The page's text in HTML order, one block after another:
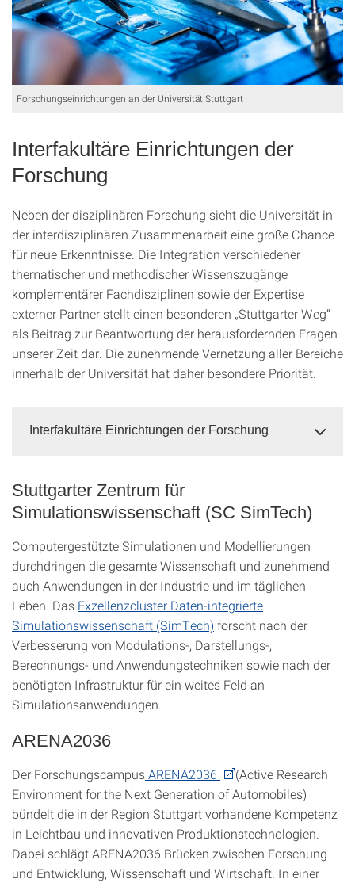
Forschungseinrichtungen an der Universität Stuttgart
Interfakultäre Einrichtungen der
Forschung
Neben der disziplinären Forschung sieht die Universität in
der interdisziplinären Zusammenarbeit eine große Chance
für neue Erkenntnisse. Die Integration verschiedener
thematischer und methodischer Wissenszugänge
komplementärer Fachdisziplinen sowie der Expertise
externer Partner stellt einen besonderen „Stuttgarter Weg“
als Beitrag zur Beantwortung der herausfordernden Fragen
unserer Zeit dar. Die zunehmende Vernetzung aller Bereiche
innerhalb der Universität hat daher besondere Priorität.
Interfakultäre Einrichtungen der Forschung
Stuttgarter Zentrum für
Simulationswissenschaft (SC SimTech)
Computergestützte Simulationen und Modellierungen
durchdringen die gesamte Wissenschaft und zunehmend
auch Anwendungen in der Industrie und im täglichen
Leben. Das Exzellenzcluster Daten-integrierte
Simulationswissenschaft (SimTech) forscht nach der
Verbesserung von Modulations-, Darstellungs-,
Berechnungs- und Anwendungstechniken sowie nach der
benötigten Infrastruktur für ein weites Feld an
Simulationsanwendungen.
ARENA2036
Der ForschungscampusARENA2036
(Active Research
Environment for the Next Generation of Automobiles)
bündelt die in der Region Stuttgart vorhandene Kompetenz
in Leichtbau und innovativen Produktionstechnologien.
Dabei schlägt ARENA2036 Brücken zwischen Forschung
und Entwicklung, Wissenschaft und Wirtschaft. In einer